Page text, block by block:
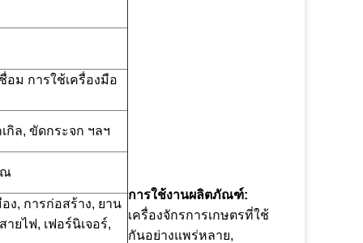
อม การใช้เครื่องมือ
กิล, ขัดกระจก ฯลฯ
ณ
ง, การก่อสร้าง, ยาน
ยไฟ, เฟอร์นิเจอร์,
การใช้งานผลิตภัณฑ์:
เครื่องจักรการเกษตรที่ใช้
กันอย่างแพร่หลาย,